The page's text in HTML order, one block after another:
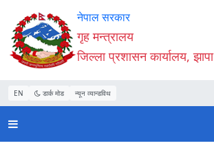
Accessibility
Mode
सुरु
गर्नुहोस्
सामाग्री
पढ्नुहाेस्
नेभिगेसन
पढ्नुहाेस्
वेबसाइट
खोजमा
जानुहोस्
नेपाल सरकार
गृह मन्त्रालय
जिल्ला प्रशासन कार्यालय, झापा
EN डार्क मोड न्यून व्यान्डविथ